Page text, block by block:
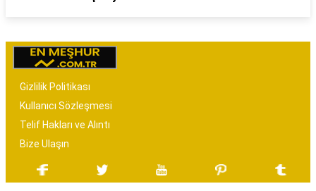
Gizlilik Politikası
Kullanıcı Sözleşmesi
Telif Hakları ve Alıntı
Bize Ulaşın